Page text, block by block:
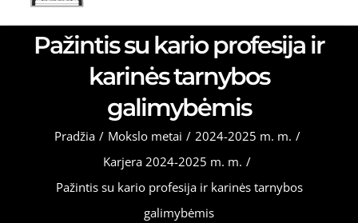
Pažintis su kario profesija ir
karinės tarnybos
galimybėmis
Pradžia / Mokslo metai / 2024-2025 m. m. /
Karjera 2024-2025 m. m. /
Pažintis su kario profesija ir karinės tarnybos
galimybėmis